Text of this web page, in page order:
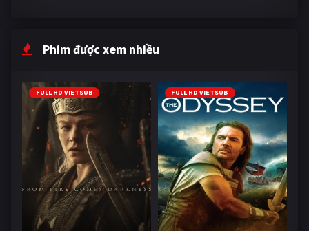
Phim được xem nhiều
FULL HD VIETSUB FULL HD VIETSUB